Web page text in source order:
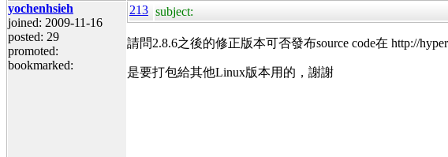
yochenhsieh
joined: 2009-11-16
posted: 29
promoted:
bookmarked:
213 subject:
請問2.8.6之後的修正版本可否發布source code在 http://
是要打包給其他Linux版本用的，謝謝